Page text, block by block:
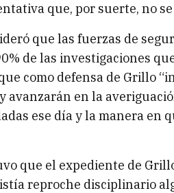
que, por suerte, no se
que las fuerzas de
de las investigaciones
como defensa de Grillo
avanzarán en la
ese día y la manera en
que el expediente de
reproche disciplinario